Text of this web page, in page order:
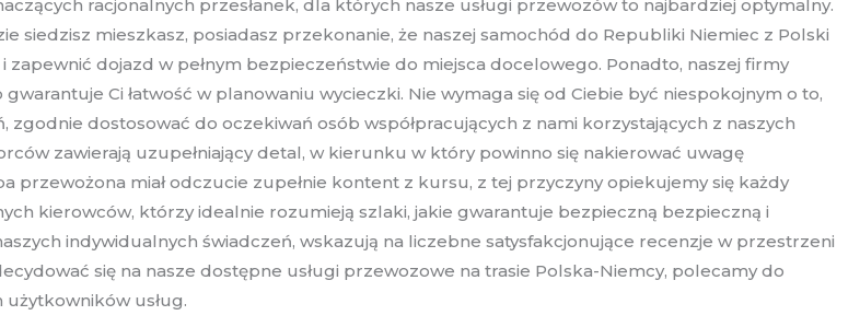
racjonalnych przesłanek, dla których nasze usługi przewozów to najbardziej optymalny.
siedzisz mieszkasz, posiadasz przekonanie, że naszej samochód do Republiki Niemiec z Polski
dojazd w pełnym bezpieczeństwie do miejsca docelowego. Ponadto, naszej firmy
Ci łatwość w planowaniu wycieczki. Nie wymaga się od Ciebie być niespokojnym o to,
dostosować do oczekiwań osób współpracujących z nami korzystających z naszych
zawierają uzupełniający detal, w kierunku w który powinno się nakierować uwagę
przewożona miał odczucie zupełnie kontent z kursu, z tej przyczyny opiekujemy się każdy
kierowców, którzy idealnie rozumieją szlaki, jakie gwarantuje bezpieczną bezpieczną i
indywidualnych świadczeń, wskazują na liczebne satysfakcjonujące recenzje w przestrzeni
się na nasze dostępne usługi przewozowe na trasie Polska-Niemcy, polecamy do
użytkowników usług.